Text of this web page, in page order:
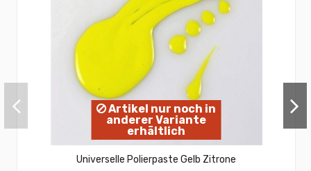
Artikel nur noch in
anderer Variante
erhältlich
Universelle Polierpaste Gelb Zitrone